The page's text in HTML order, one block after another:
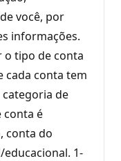
você, por
informações.
o tipo de conta
cada conta tem
de
conta é
conta do
1-